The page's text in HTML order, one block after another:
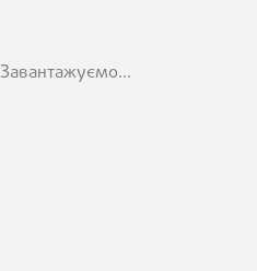
Завантажуємо...